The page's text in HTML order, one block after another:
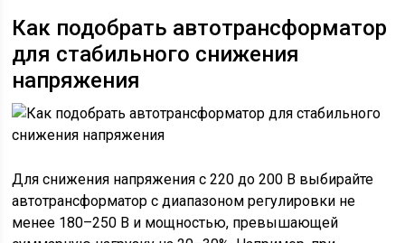
Как подобрать автотрансформатор
для стабильного снижения
напряжения
Для снижения напряжения с 220 до 200 В выбирайте
автотрансформатор с диапазоном регулировки не
менее 180–250 В и мощностью, превышающей